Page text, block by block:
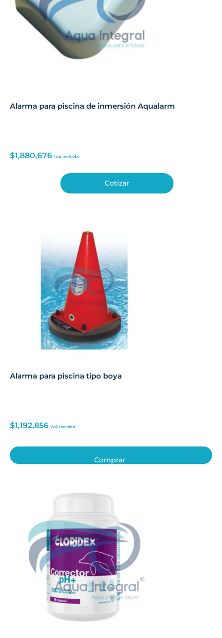
Alarma para piscina de inmersión Aqualarm
$1,880,676 IVA Incluido
Cotizar
Alarma para piscina tipo boya
$1,192,856 IVA Incluido
Comprar